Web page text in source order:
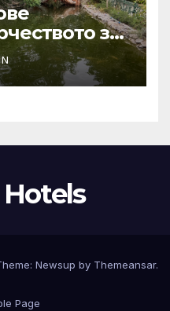
за
в Wuxi
Newsup by Themeansar.
Page